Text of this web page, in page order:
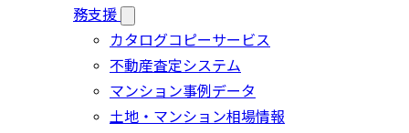
務支援
カタログコピーサービス
不動産査定システム
マンション事例データ
土地・マンション相場情報